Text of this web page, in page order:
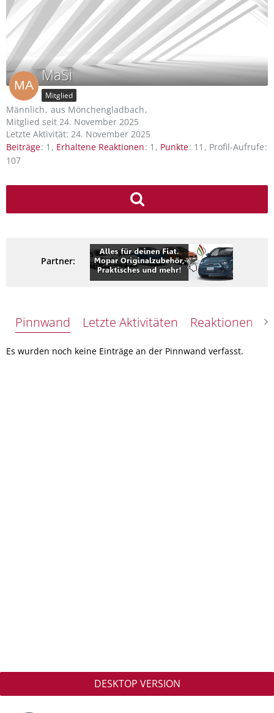
MaSi
Mitglied
Männlich aus Mönchengladbach
Mitglied seit 24. November 2025
Letzte Aktivität: 24. November 2025
Beiträge 1 Erhaltene Reaktionen 1 Punkte 11
Profil-Aufrufe
107
Partner:
Pinnwand Letzte Aktivitäten Reaktionen
Es wurden noch keine Einträge an der Pinnwand verfasst.
DESKTOP VERSION